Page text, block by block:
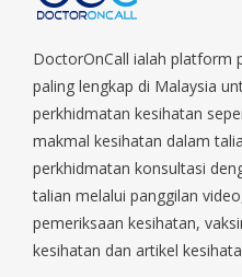
Parade, Marina, Macpherson,
Queenstown, Raffles Place,
Sengkang, Serangoon,
Payoh, Tanjong Pagar, Telok
Tengah, Upper East Coast,
Woodlands, West Coast,
DoctorOnCall ialah platform
paling lengkap di Malaysia
perkhidmatan kesihatan
makmal kesihatan dalam
perkhidmatan konsultasi
talian melalui panggilan
pemeriksaan kesihatan,
kesihatan dan artikel